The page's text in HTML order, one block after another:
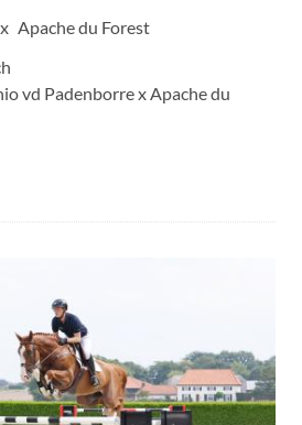
Apache du Forest
vd Padenborre x Apache du